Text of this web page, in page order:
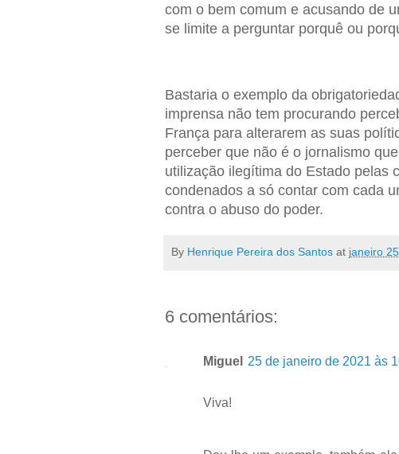
com o bem comum e acusando de
se limite a perguntar porquê ou
Bastaria o exemplo da
imprensa não tem procurando
França para alterarem as suas
perceber que não é o jornalismo
utilização ilegítima do Estado pelas
condenados a só contar com cada
contra o abuso do poder.
By Henrique Pereira dos Santos at janeiro
6 comentários:
Miguel 25 de janeiro de 2021 às
Viva!